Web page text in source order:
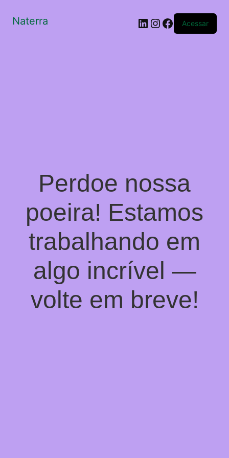
Naterra LinkedIn
Instagram
Facebook
Acessar
Perdoe nossa
poeira! Estamos
trabalhando em
algo incrível —
volte em breve!